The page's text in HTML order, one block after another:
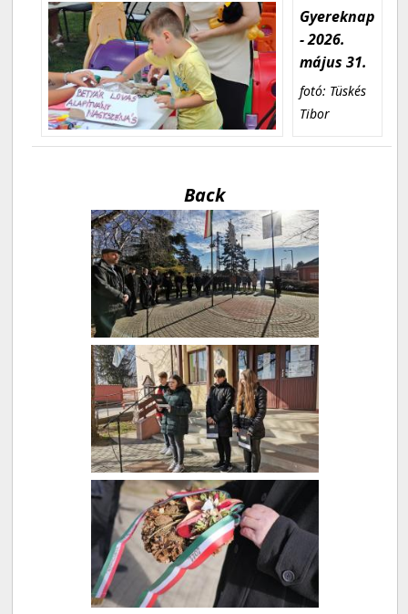
Gyereknap
- 2026.
május 31.
fotó: Tüskés
Tibor
Back